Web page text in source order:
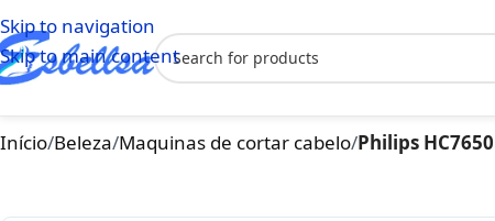
Skip to navigation
Skip to main content
Início/Beleza/Maquinas de cortar cabelo/Philips HC7650